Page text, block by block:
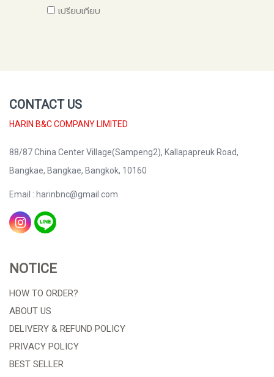
เปรียบเทียบ
CONTACT US
HARIN B&C COMPANY LIMITED
88/87 China Center Village(Sampeng2), Kallapapreuk Road,
Bangkae, Bangkae, Bangkok, 10160
Email : harinbnc@gmail.com
NOTICE
HOW TO ORDER?
ABOUT US
DELIVERY & REFUND POLICY
PRIVACY POLICY
BEST SELLER